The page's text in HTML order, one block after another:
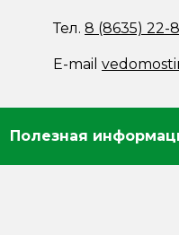
Тел.8 (8635) 22-
E-mail
Полезная